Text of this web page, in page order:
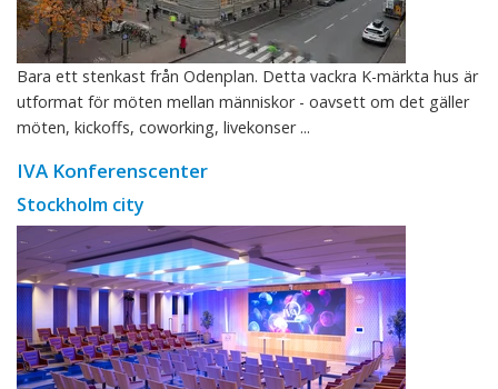
Bara ett stenkast från Odenplan. Detta vackra K-märkta hus är
utformat för möten mellan människor - oavsett om det gäller
möten, kickoffs, coworking, livekonser ...
IVA Konferenscenter
Stockholm city